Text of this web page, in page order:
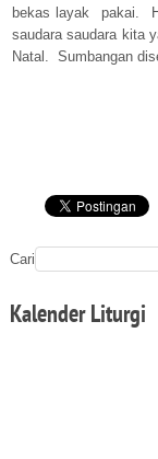
bekas layak pakai.
saudara saudara kita
Natal. Sumbangan
Cari
KalenderLiturgi